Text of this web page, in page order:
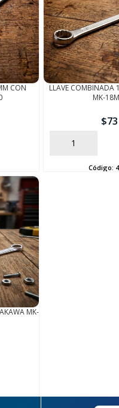
CON
LLAVE COMBINADA
MK-
$73
AÑADIR
Código:
MK-
SEGUÍ COMPRANDO
FINALIZÁ TU COMPRA